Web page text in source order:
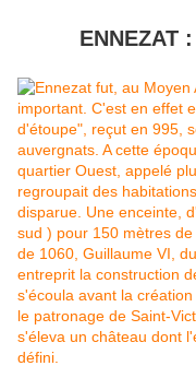
ENNEZAT